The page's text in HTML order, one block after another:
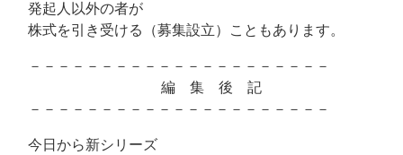
発起人以外の者が
株式を引き受ける（募集設立）こともあります。
－－－－－－－－－－－－－－－－－－－－－
編 集 後 記
－－－－－－－－－－－－－－－－－－－－－
今日から新シリーズ